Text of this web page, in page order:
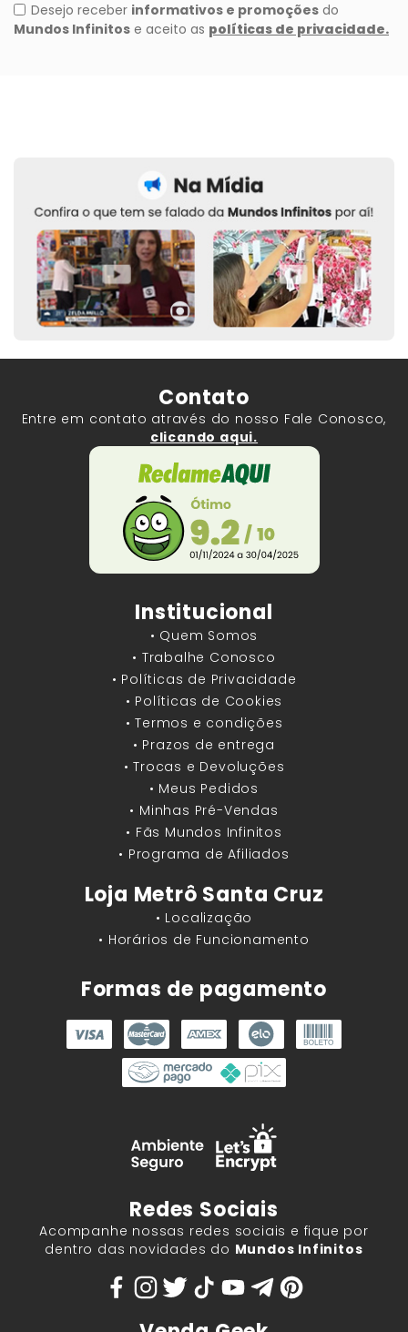
Contato
Entre em contato através do nosso Fale Conosco,
clicando aqui.
Institucional
• Quem Somos
• Trabalhe Conosco
• Políticas de Privacidade
• Políticas de Cookies
• Termos e condições
• Prazos de entrega
• Trocas e Devoluções
• Meus Pedidos
• Minhas Pré-Vendas
• Fãs Mundos Infinitos
• Programa de Afiliados
Loja Metrô Santa Cruz
• Localização
• Horários de Funcionamento
Formas de pagamento
Redes Sociais
Acompanhe nossas redes sociais e fique por
dentro das novidades do Mundos Infinitos